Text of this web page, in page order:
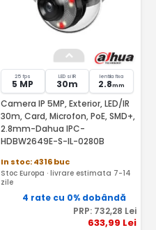
25 fps
5 MP
LED si IR
30m
lentila fixa
2.8mm
Camera IP 5MP, Exterior, LED/IR
30m, Card, Microfon, PoE, SMD+,
2.8mm-Dahua IPC-
HDBW2649E-S-IL-0280B
In stoc: 4316 buc
Stoc Europa · livrare estimata 7-14
zile
4 rate cu 0% dobândă
PRP: 732,28 Lei
633,99 Lei